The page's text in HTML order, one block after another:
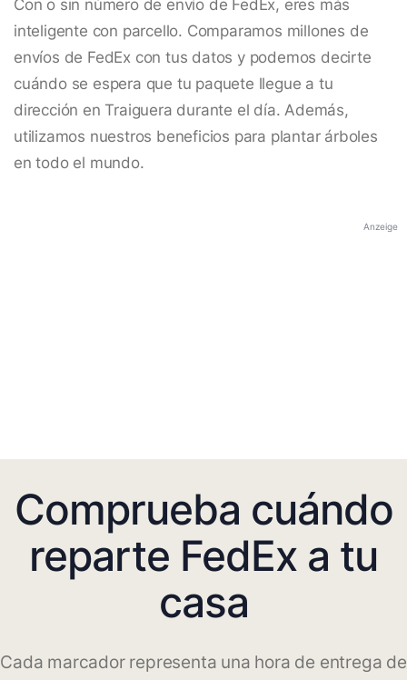
Con o sin número de envío de FedEx, eres más
inteligente con parcello. Comparamos millones de
envíos de FedEx con tus datos y podemos decirte
cuándo se espera que tu paquete llegue a tu
dirección en Traiguera durante el día. Además,
utilizamos nuestros beneficios para plantar árboles
en todo el mundo.
Anzeige
Comprueba cuándo
reparte FedEx a tu
casa
Cada marcador representa una hora de entrega de